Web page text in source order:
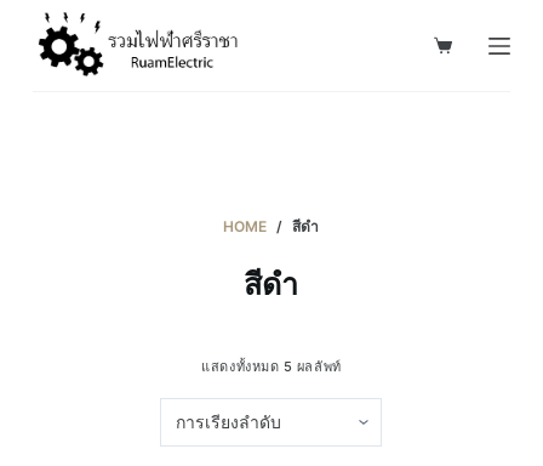
HOME / สีดำ
สีดำ
แสดงทั้งหมด 5 ผลลัพท์